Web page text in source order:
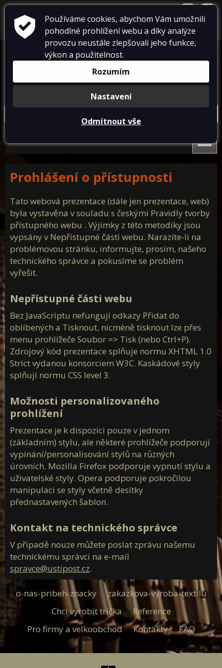
košík je prázdný
Conflict warrior trička
Conflict tactical Art Trika
Conflict Mikiny a polokošile
Conflict Doprodej triček
Týmová trika
Conflict čepice
Conflict doplňky
Conflict trička české téma
Conflict warrior trička
Conflict tactical Art Trika
Conflict Mikiny a polokošile
Conflict Doprodej triček
Bellator produkty
Textil pro operátory
Textil pro IZS
Patriot textil
Týmová trika
Paracord
Doprodej
Dámská
Pánská
Prohlášení o přístupnosti
Tato webová prezentace (dále jen prezentace, web)
byla vystavěna v souladu s českými Pravidly tvorby
přístupného webu . Výjimky z této metodiky jsou
vypsány v Nepřístupné části webu. Narazíte-li na
problémovou stránku, informujte, prosím, našeho
technického správce a pokusíme se problém
vyřešit.
Nepřístupné části webu
Bez JavaScriptu nefungují odkazy Přidat do
oblíbených a Tisknout, nicméně tisknout lze přes
menu prohlížeče Soubor => Tisk (nebo Ctrl+P).
Zdrojový kód prezentace splňuje normu XHTML 1.0
Strict vydanou konsorciem W3C. Kaskádové styly
splňují normu CSS level 3.
Možnosti personalizovaného
prohlížení
Prezentace je k dispozici pouze v jednom
(základním) stylu, ale některé prohlížeče podporují
vypínání/personalisování stylů na různých
úrovních. Mozilla Firefox podporuje vypnutí stylu a
uživatelské styly. Opera podporuje pokročilou
manipulaci se styly včetně desítky
přednastavených šablon.
Kontakt na technického správce
V případě nouze můžete poslat zprávu našemu
technickému správci na e-mail
spravce@ustipost.cz.
o-nas-pribeh-znacky
zakazkova-vyroba-textilu
Chci vyrobit trička
Reference
Pro firmy a velkoobchod
Kontakty FAQ
Používáme cookies, abychom Vám umožnili
pohodlné prohlížení webu a díky analýze
provozu neustále zlepšovali jeho funkce,
výkon a použitelnost.
Rozumím
Nastavení
Odmítnout vše